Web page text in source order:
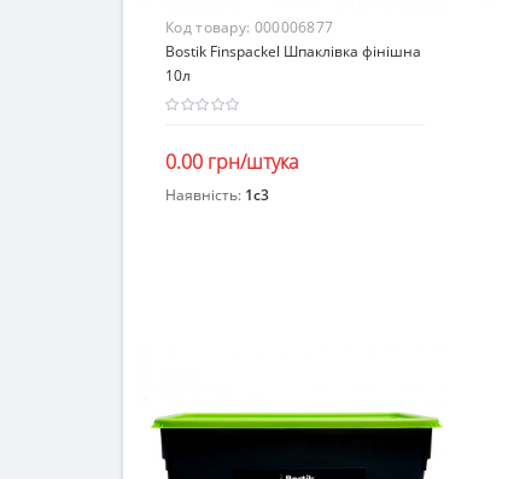
Код товару: 000006877
Bostik Finspackel Шпаклівка фінішна
10л
0.00 грн/штука
Наявність: 1c3